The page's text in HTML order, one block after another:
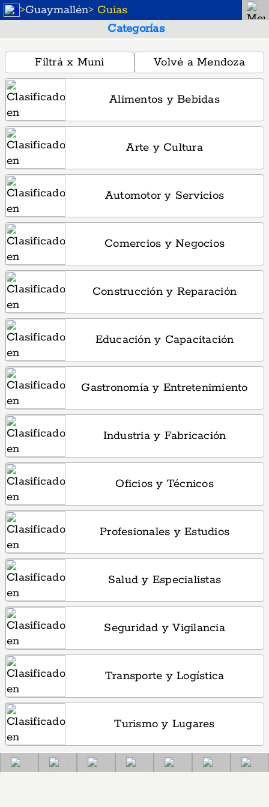
>Guaymallén> Guias
Categorías
Filtrá x Muni Volvé a Mendoza
Alimentos y Bebidas
Arte y Cultura
Automotor y Servicios
Comercios y Negocios
Construcción y Reparación
Educación y Capacitación
Gastronomía y Entretenimiento
Industria y Fabricación
Oficios y Técnicos
Profesionales y Estudios
Salud y Especialistas
Seguridad y Vigilancia
Transporte y Logística
Turismo y Lugares
Clasificados: Guías en Guaymallén, Mendoza: Directorio